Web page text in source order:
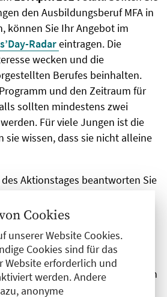
Cookies
unserer Website Cookies.
Cookies sind für das
Website erforderlich und
werden. Andere
anonyme
den Ausbildungsberuf MFA in
können Sie Ihr Angebot im
Radareintragen. Die
wecken und die
Berufes beinhalten.
und den Zeitraum für
sollten mindestens zwei
Für viele Jungen ist die
sie wissen, dass sie nicht alleine
Aktionstages beantworten Sie
die Jungen betreuen?
die sich kümmern
Beruf so umfassend wie möglich
was können die Jungen
auch lernen? Je
Vielleicht können die Jungen
nehmen – etwa ein